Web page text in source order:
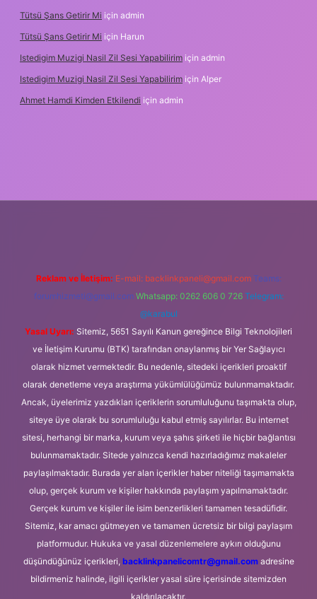
Tütsü Şans Getirir Mi için admin
Tütsü Şans Getirir Mi için Harun
Istedigim Muzigi Nasil Zil Sesi Yapabilirim için admin
Istedigim Muzigi Nasil Zil Sesi Yapabilirim için Alper
Ahmet Hamdi Kimden Etkilendi için admin
Reklam ve İletişim: E-mail: backlinkpaneli@gmail.com Teams:
forumhizmeti@gmail.com Whatsapp: 0262 606 0 726 Telegram:
@karabul
Yasal Uyarı: Sitemiz, 5651 Sayılı Kanun gereğince Bilgi Teknolojileri
ve İletişim Kurumu (BTK) tarafından onaylanmış bir Yer Sağlayıcı
olarak hizmet vermektedir. Bu nedenle, sitedeki içerikleri proaktif
olarak denetleme veya araştırma yükümlülüğümüz bulunmamaktadır.
Ancak, üyelerimiz yazdıkları içeriklerin sorumluluğunu taşımakta olup,
siteye üye olarak bu sorumluluğu kabul etmiş sayılırlar. Bu internet
sitesi, herhangi bir marka, kurum veya şahıs şirketi ile hiçbir bağlantısı
bulunmamaktadır. Sitede yalnızca kendi hazırladığımız makaleler
paylaşılmaktadır. Burada yer alan içerikler haber niteliği taşımamakta
olup, gerçek kurum ve kişiler hakkında paylaşım yapılmamaktadır.
Gerçek kurum ve kişiler ile isim benzerlikleri tamamen tesadüfidir.
Sitemiz, kar amacı gütmeyen ve tamamen ücretsiz bir bilgi paylaşım
platformudur. Hukuka ve yasal düzenlemelere aykırı olduğunu
düşündüğünüz içerikleri, backlinkpanelicomtr@gmail.comadresine
bildirmeniz halinde, ilgili içerikler yasal süre içerisinde sitemizden
kaldırılacaktır.